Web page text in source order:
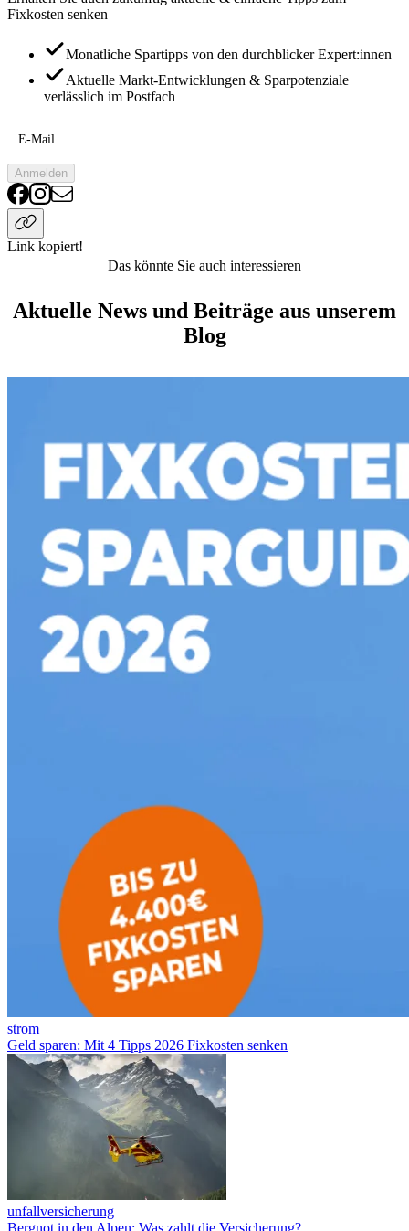
Fixkosten senken
Monatliche Spartipps von den durchblicker Expert:innen
Aktuelle Markt-Entwicklungen & Sparpotenziale
verlässlich im Postfach
E-Mail
Anmelden
Link kopiert!
Das könnte Sie auch interessieren
Aktuelle News und Beiträge aus unserem
Blog
strom
Geld sparen: Mit 4 Tipps 2026 Fixkosten senken
unfallversicherung
Bergnot in den Alpen: Was zahlt die Versicherung?